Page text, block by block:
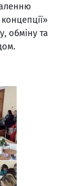
обміну та